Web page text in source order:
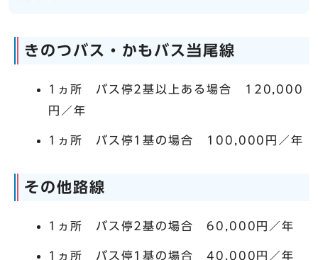
きのつバス・かもバス当尾線
1ヵ所 バス停2基以上ある場合 120,000
円／年
1ヵ所 バス停1基の場合 100,000円／年
その他路線
1ヵ所 バス停2基の場合 60,000円／年
1ヵ所 バス停1基の場合 40,000円／年